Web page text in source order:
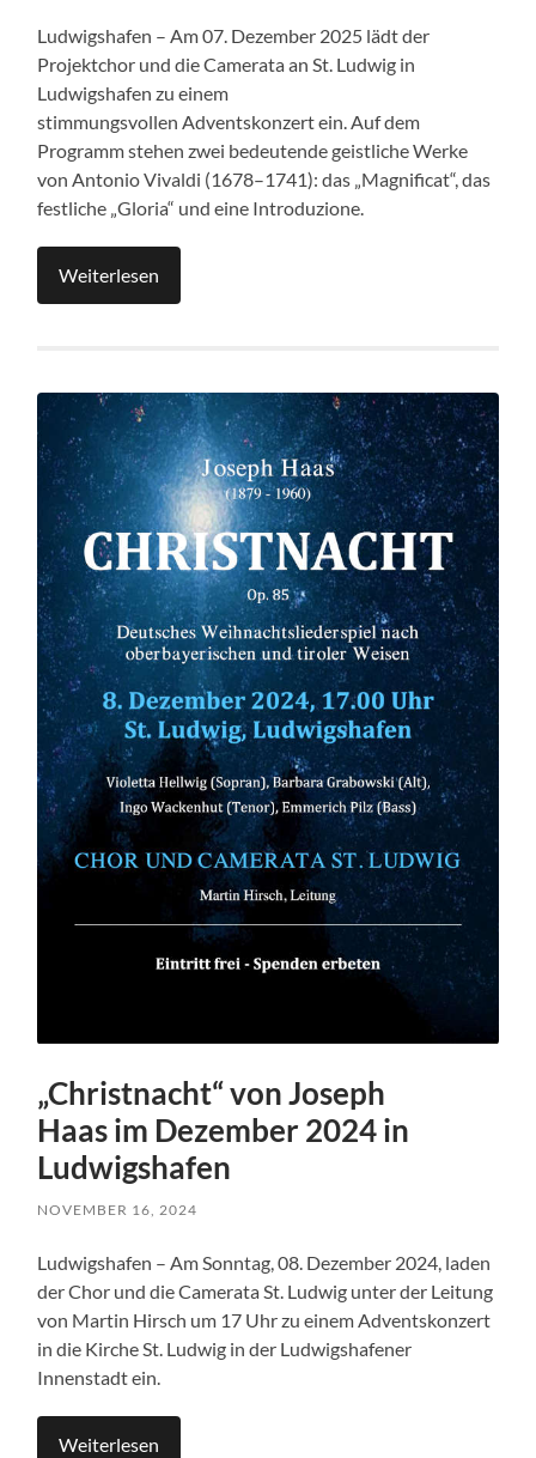
Ludwigshafen – Am 07. Dezember 2025 lädt der
Projektchor und die Camerata an St. Ludwig in
Ludwigshafen zu einem
stimmungsvollen Adventskonzert ein. Auf dem
Programm stehen zwei bedeutende geistliche Werke
von Antonio Vivaldi (1678–1741): das „Magnificat“, das
festliche „Gloria“ und eine Introduzione.
Weiterlesen
„Christnacht“ von Joseph
Haas im Dezember 2024 in
Ludwigshafen
NOVEMBER 16, 2024
Ludwigshafen – Am Sonntag, 08. Dezember 2024, laden
der Chor und die Camerata St. Ludwig unter der Leitung
von Martin Hirsch um 17 Uhr zu einem Adventskonzert
in die Kirche St. Ludwig in der Ludwigshafener
Innenstadt ein.
Weiterlesen